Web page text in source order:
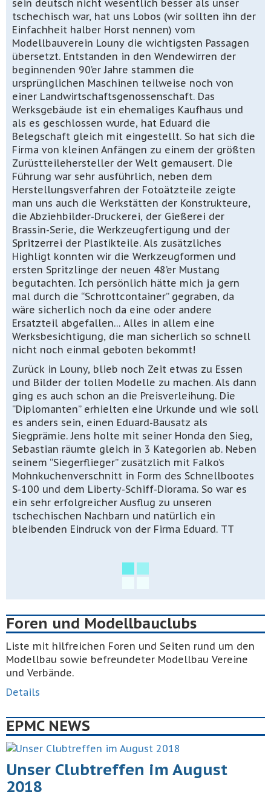
sein deutsch nicht wesentlich besser als unser
tschechisch war, hat uns Lobos (wir sollten ihn der
Einfachheit halber Horst nennen) vom
Modellbauverein Louny die wichtigsten Passagen
übersetzt. Entstanden in den Wendewirren der
beginnenden 90’er Jahre stammen die
ursprünglichen Maschinen teilweise noch von
einer Landwirtschaftsgenossenschaft. Das
Werksgebäude ist ein ehemaliges Kaufhaus und
als es geschlossen wurde, hat Eduard die
Belegschaft gleich mit eingestellt. So hat sich die
Firma von kleinen Anfängen zu einem der größten
Zurüstteilehersteller der Welt gemausert. Die
Führung war sehr ausführlich, neben dem
Herstellungsverfahren der Fotoätzteile zeigte
man uns auch die Werkstätten der Konstrukteure,
die Abziehbilder-Druckerei, der Gießerei der
Brassin-Serie, die Werkzeugfertigung und der
Spritzerrei der Plastikteile. Als zusätzliches
Highligt konnten wir die Werkzeugformen und
ersten Spritzlinge der neuen 48’er Mustang
begutachten. Ich persönlich hätte mich ja gern
mal durch die “Schrottcontainer” gegraben, da
wäre sicherlich noch da eine oder andere
Ersatzteil abgefallen… Alles in allem eine
Werksbesichtigung, die man sicherlich so schnell
nicht noch einmal geboten bekommt!
Zurück in Louny, blieb noch Zeit etwas zu Essen
und Bilder der tollen Modelle zu machen. Als dann
ging es auch schon an die Preisverleihung. Die
“Diplomanten” erhielten eine Urkunde und wie soll
es anders sein, einen Eduard-Bausatz als
Siegprämie. Jens holte mit seiner Honda den Sieg,
Sebastian räumte gleich in 3 Kategorien ab. Neben
seinem “Siegerflieger” zusätzlich mit Falko’s
Mohnkuchenverschnitt in Form des Schnellbootes
S-100 und dem Liberty-Schiff-Diorama. So war es
ein sehr erfolgreicher Ausflug zu unseren
tschechischen Nachbarn und natürlich ein
bleibenden Eindruck von der Firma Eduard. TT
Foren und Modellbauclubs
Liste mit hilfreichen Foren und Seiten rund um den
Modellbau sowie befreundeter Modellbau Vereine
und Verbände.
Details
EPMC NEWS
Unser Clubtreffen im August
2018